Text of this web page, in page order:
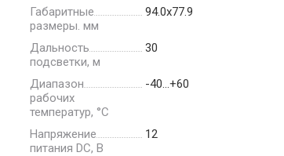
Габаритные
размеры. мм
94.0х77.9
Дальность
подсветки, м
30
Диапазон
рабочих
температур, °С
-40…+60
Напряжение
питания DC, В
12